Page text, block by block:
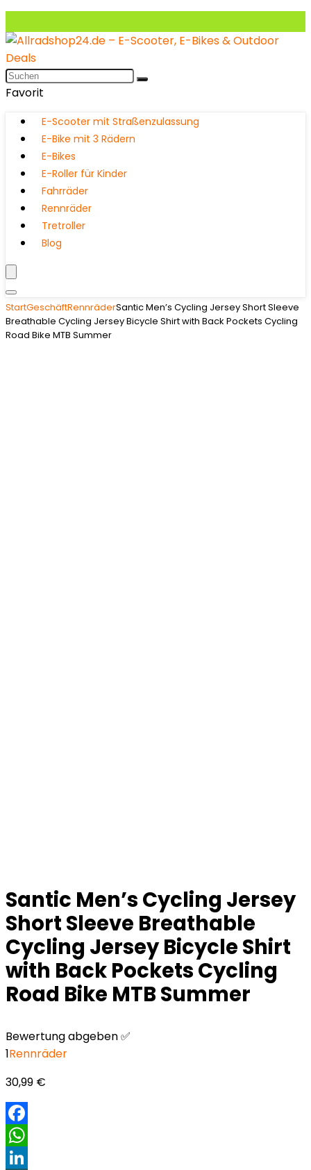
Favorit
E-Scooter mit Straßenzulassung
E-Bike mit 3 Rädern
E-Bikes
E-Roller für Kinder
Fahrräder
Rennräder
Tretroller
Blog
StartGeschäftRennräderSantic Men’s Cycling Jersey Short Sleeve
Breathable Cycling Jersey Bicycle Shirt with Back Pockets Cycling
Road Bike MTB Summer
Santic Men’s Cycling Jersey
Short Sleeve Breathable
Cycling Jersey Bicycle Shirt
with Back Pockets Cycling
Road Bike MTB Summer
Bewertung abgeben ✅
1Rennräder
30,99 €
Facebook
WhatsApp